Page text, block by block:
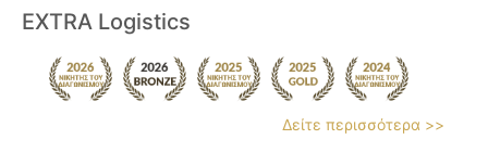
EXTRA Logistics
Δείτε περισσότερα >>